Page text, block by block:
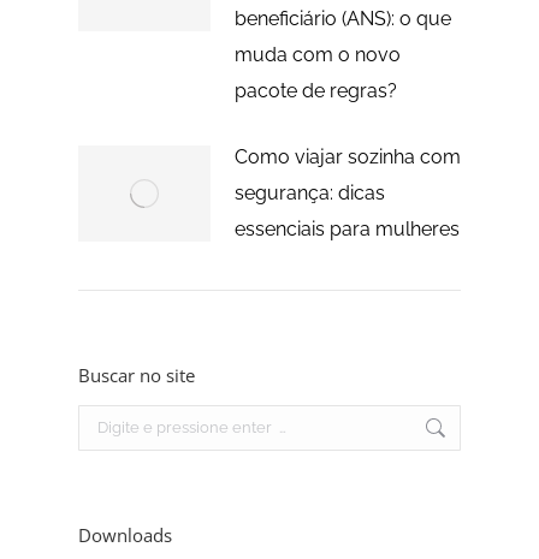
beneficiário (ANS): o que
muda com o novo
pacote de regras?
Como viajar sozinha com
segurança: dicas
essenciais para mulheres
Buscar no site
Search:
Downloads